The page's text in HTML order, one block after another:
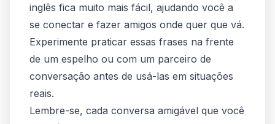
inglês fica muito mais fácil, ajudando você a
se conectar e fazer amigos onde quer que vá.
Experimente praticar essas frases na frente
de um espelho ou com um parceiro de
conversação antes de usá-las em situações
reais.
Lembre-se, cada conversa amigável que você